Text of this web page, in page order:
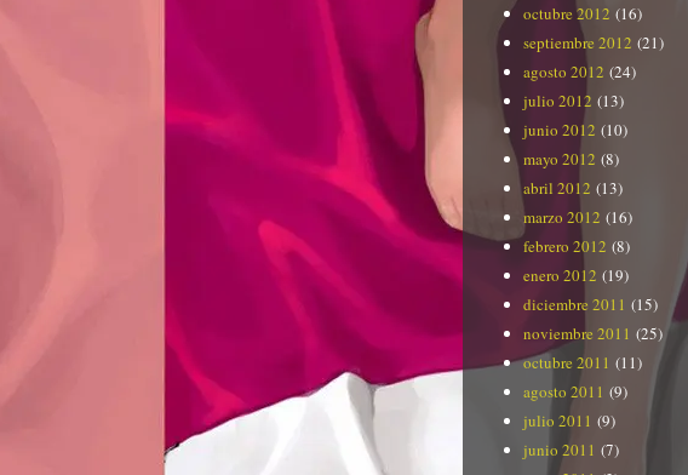
octubre 2012 (16)
septiembre 2012 (21)
agosto 2012 (24)
julio 2012 (13)
junio 2012 (10)
mayo 2012 (8)
abril 2012 (13)
marzo 2012 (16)
febrero 2012 (8)
enero 2012 (19)
diciembre 2011 (15)
noviembre 2011 (25)
octubre 2011 (11)
agosto 2011 (9)
julio 2011 (9)
junio 2011 (7)